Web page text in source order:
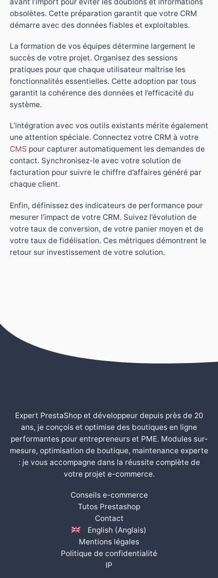
obsolètes. Cette préparation garantit que votre CRM
démarre avec des données fiables et exploitables.
La formation de vos équipes détermine largement le
succès de votre projet. Organisez des sessions
pratiques pour que chaque utilisateur maîtrise les
fonctionnalités essentielles. Cette adoption par tous
garantit la cohérence des données et l’efficacité du
système.
L’intégration avec vos outils existants mérite également
une attention spéciale. Connectez votre CRM à votre
CMS pour capturer automatiquement les demandes de
contact. Synchronisez-le avec votre solution de
facturation pour suivre le chiffre d’affaires généré par
chaque client.
Enfin, définissez des indicateurs de performance pour
mesurer l’impact de votre CRM. Suivez l’évolution de
votre taux de conversion, de votre panier moyen et de
votre taux de fidélisation. Ces métriques démontrent le
retour sur investissement de votre solution.
Expert PrestaShop et développeur depuis près de 20
ans, je conçois et optimise des boutiques en ligne
performantes pour entrepreneurs et PME. Modules sur-
mesure, optimisation de boutique, maintenance experte
: je vous accompagne dans la réussite complète de
votre projet e-commerce.
Conseils e-commerce
Tutos Prestashop
Contact
English (Anglais)
Mentions légales
Politique de confidentialité
IP